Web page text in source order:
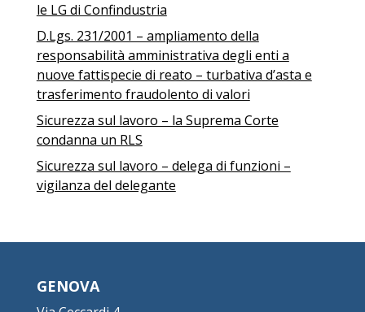
le LG di Confindustria
D.Lgs. 231/2001 – ampliamento della
responsabilità amministrativa degli enti a
nuove fattispecie di reato – turbativa d’asta e
trasferimento fraudolento di valori
Sicurezza sul lavoro – la Suprema Corte
condanna un RLS
Sicurezza sul lavoro – delega di funzioni –
vigilanza del delegante
GENOVA